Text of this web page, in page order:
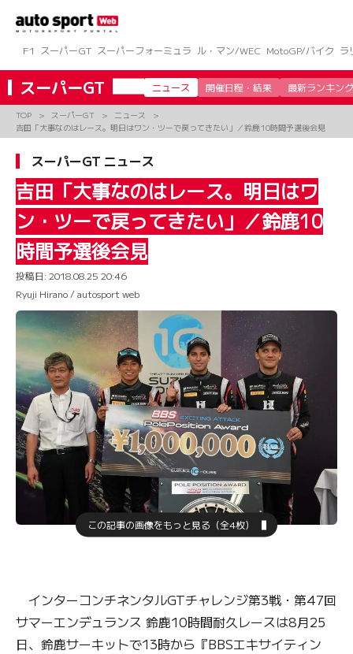
ツ
へ
ス
キ
プ
F1 スーパーGT スーパーフォーミュラ ル・マン/WEC MotoGP/バイク ラ
スーパーGT ニュース 開催日程・結果 最新ランキング
TOP スーパーGT
ニュース
吉田「大事なのはレース。明日はワン・ツーで戻ってきたい」／鈴鹿10時間予選後会見
スーパーGT ニュース
吉田「大事なのはレース。明日はワ
ン・ツーで戻ってきたい」／鈴鹿10
時間予選後会見
投稿日: 2018.08.25 20:46
Ryuji Hirano / autosport web
この記事の画像をもっと見る（全4枚）
インターコンチネンタルGTチャレンジ第3戦・第47回
サマーエンデュランス 鈴鹿10時間耐久レースは8月25
日、鈴鹿サーキットで13時から『BBSエキサイティン